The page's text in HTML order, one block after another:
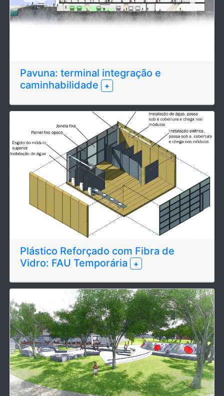
Pavuna: terminal integração e
caminhabilidade
+
Plástico Reforçado com Fibra de
Vidro: FAU Temporária
+